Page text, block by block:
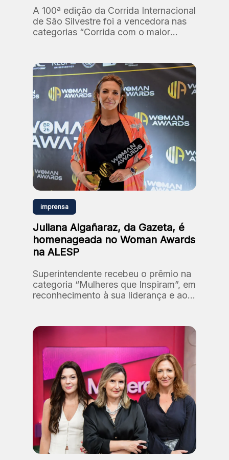
A 100ª edição da Corrida Internacional
de São Silvestre foi a vencedora nas
categorias “Corrida com o maior
imprensa
Juliana Algañaraz, da Gazeta, é
homenageada no Woman Awards
na ALESP
Superintendente recebeu o prêmio na
categoria “Mulheres que Inspiram”, em
reconhecimento à sua liderança e ao